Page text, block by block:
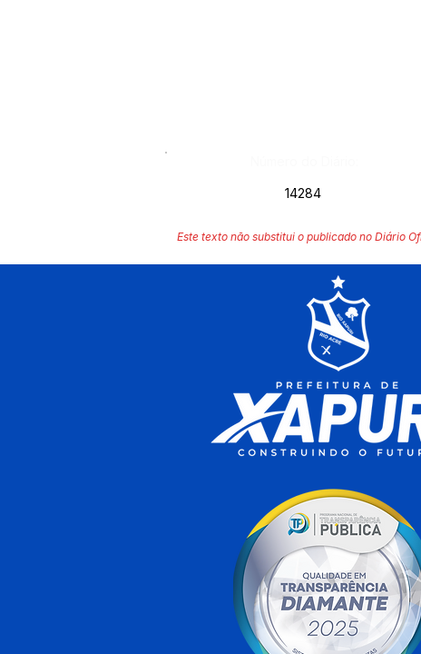
14284
Este texto não substitui o publicado no Diário